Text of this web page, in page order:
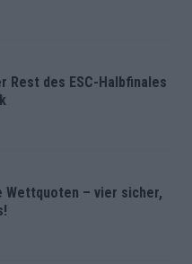
des ESC-Halbfinales
Wettquoten – vier sicher,